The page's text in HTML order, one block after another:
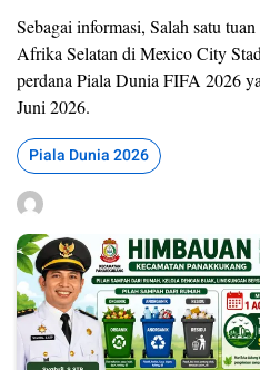
Sebagai informasi, Salah satu
Afrika Selatan di Mexico City
perdana Piala Dunia FIFA 2026
Juni 2026.
Piala Dunia 2026